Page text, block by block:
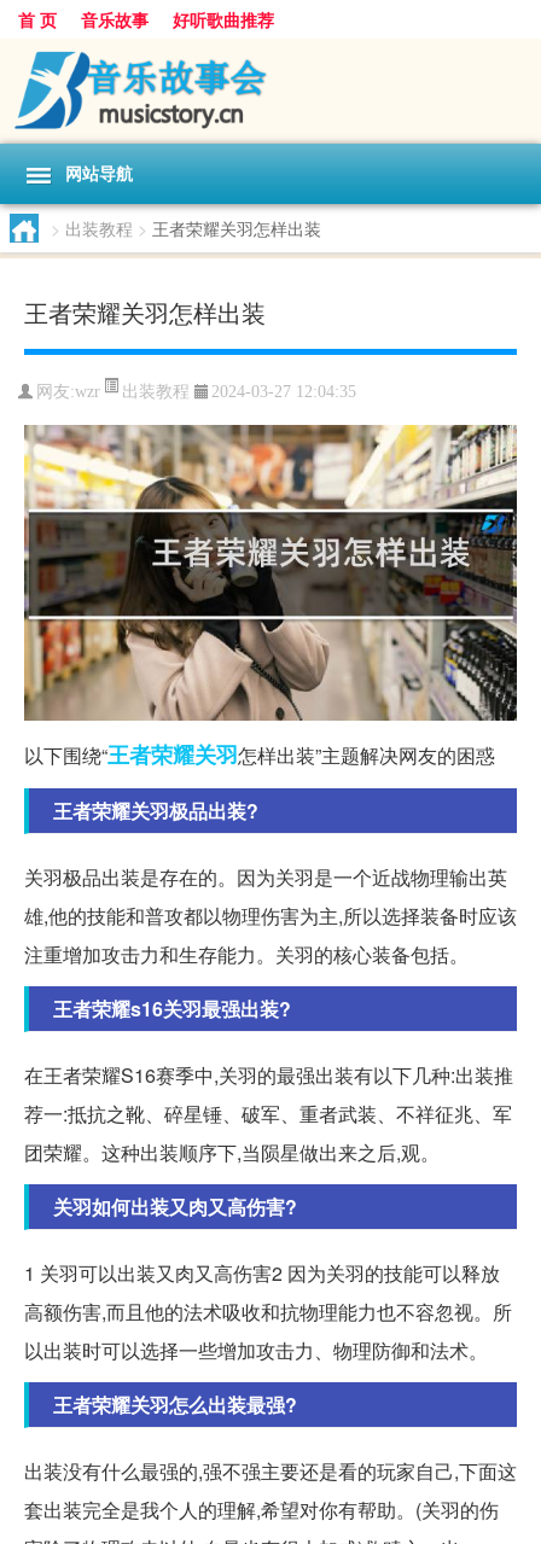
首 页 音乐故事 好听歌曲推荐
网站导航
> 出装教程 > 王者荣耀关羽怎样出装
王者荣耀关羽怎样出装
网友:wzr 出装教程 2024-03-27 12:04:35
以下围绕“王者荣耀关羽怎样出装”主题解决网友的困惑
王者荣耀关羽极品出装?
关羽极品出装是存在的。因为关羽是一个近战物理输出英
雄,他的技能和普攻都以物理伤害为主,所以选择装备时应该
注重增加攻击力和生存能力。关羽的核心装备包括。
王者荣耀s16关羽最强出装?
在王者荣耀S16赛季中,关羽的最强出装有以下几种:出装推
荐一:抵抗之靴、碎星锤、破军、重者武装、不祥征兆、军
团荣耀。这种出装顺序下,当陨星做出来之后,观。
关羽如何出装又肉又高伤害?
1 关羽可以出装又肉又高伤害2 因为关羽的技能可以释放
高额伤害,而且他的法术吸收和抗物理能力也不容忽视。所
以出装时可以选择一些增加攻击力、物理防御和法术。
王者荣耀关羽怎么出装最强?
出装没有什么最强的,强不强主要还是看的玩家自己,下面这
套出装完全是我个人的理解,希望对你有帮助。(关羽的伤